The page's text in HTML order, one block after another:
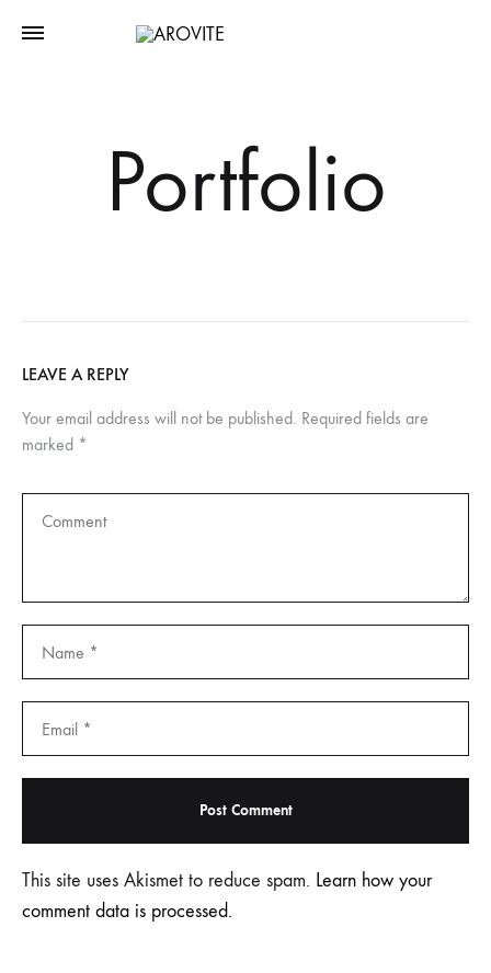
Portfolio
LEAVE A REPLY
Your email address will not be published. Required fields are
marked *
This site uses Akismet to reduce spam. Learn how your
comment data is processed.